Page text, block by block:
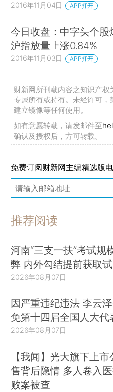
2016年11月04日 APP打开
今日收盘：中字头个股
沪指放量上涨0.84%
2016年11月03日 APP打开
财新网所刊载内容之知识产权
专属所有或持有。未经许可，
建立镜像等任何使用。
如有意愿转载，请发邮件至
确认及授权后，方可转载。
免费订阅财新网主编精选版
推荐阅读
河南“三支一扶”考试规
弊 内外勾结提前获取
2026年08月07日
因严重违纪违法 李云
免第十四届全国人大代
2026年08月07日
【我闻】光大旗下上市
售背后隐情 多人卷入
败案被查